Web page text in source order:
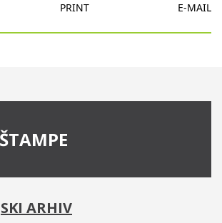
PRINT E-MAIL
ARHIV